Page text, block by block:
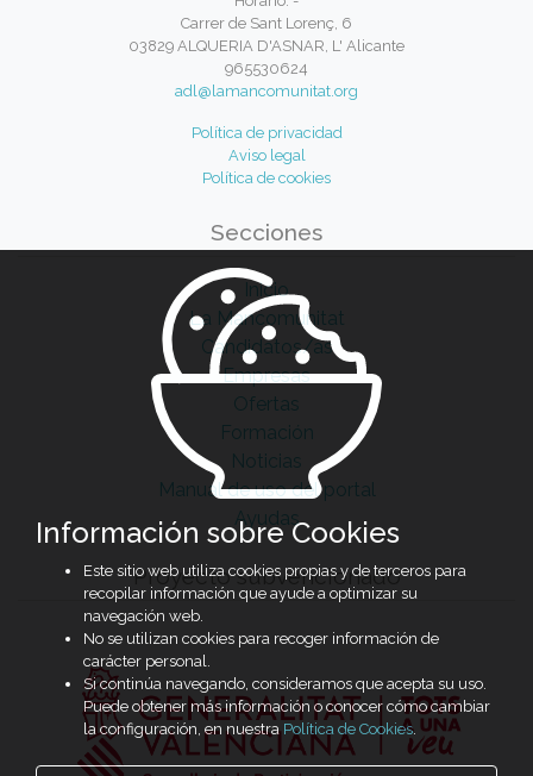
Carrer de Sant Lorenç, 6
03829 ALQUERIA D'ASNAR, L' Alicante
965530624
adl@lamancomunitat.org
Política de privacidad
Aviso legal
Política de cookies
Secciones
Inicio
La Mancomunitat
Candidatos/as
Empresas
Ofertas
Formación
Noticias
Manual de uso del portal
Ayudas
Proyecto subvencionado
Información sobre Cookies
Este sitio web utiliza cookies propias y de terceros para
recopilar información que ayude a optimizar su
navegación web.
No se utilizan cookies para recoger información de
carácter personal.
Si continúa navegando, consideramos que acepta su uso.
Puede obtener más información o conocer cómo cambiar
la configuración, en nuestra Política de Cookies.